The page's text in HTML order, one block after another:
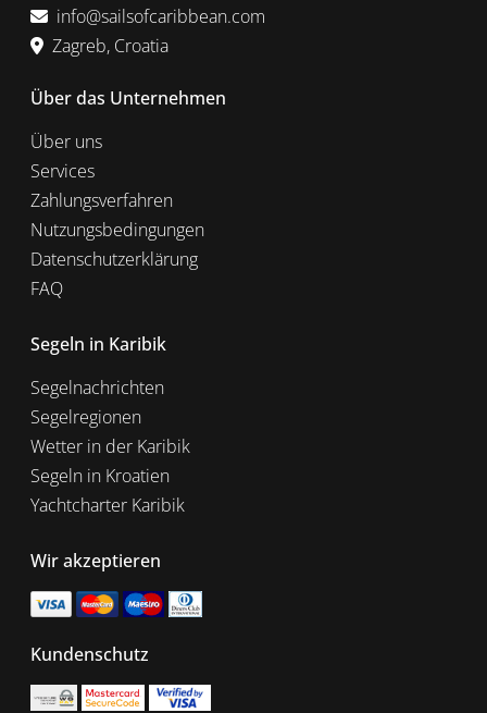
info@sailsofcaribbean.com
Zagreb, Croatia
Über das Unternehmen
Über uns
Services
Zahlungsverfahren
Nutzungsbedingungen
Datenschutzerklärung
FAQ
Segeln in Karibik
Segelnachrichten
Segelregionen
Wetter in der Karibik
Segeln in Kroatien
Yachtcharter Karibik
Wir akzeptieren
Kundenschutz